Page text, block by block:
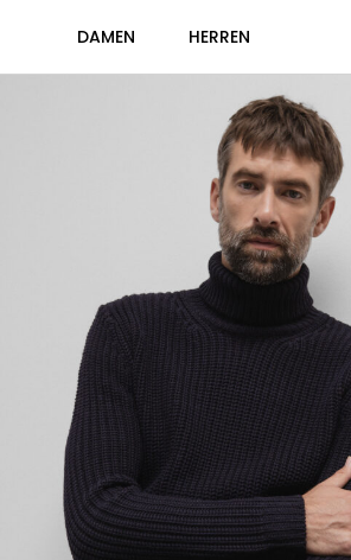
DAMEN HERREN